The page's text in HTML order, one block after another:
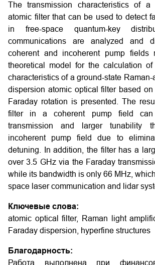
The transmission characteristics of a
atomic filter that can be used to detect
in free-space quantum-key
communications are analyzed and
coherent and incoherent pump fields
theoretical model for the calculation of
characteristics of a ground-state
dispersion atomic optical filter based
Faraday rotation is presented. The
filter in a coherent pump field can
transmission and larger tunability
incoherent pump field due to
detuning. In addition, the filter has a
over 3.5 GHz via the Faraday
while its bandwidth is only 66 MHz,
space laser communication and lidar
Ключевые слова:
atomic optical filter, Raman light
Faraday dispersion, hyperfine structures
Благодарность:
Работа выполнена при